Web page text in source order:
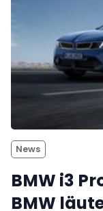
News
BMW i3
BMW